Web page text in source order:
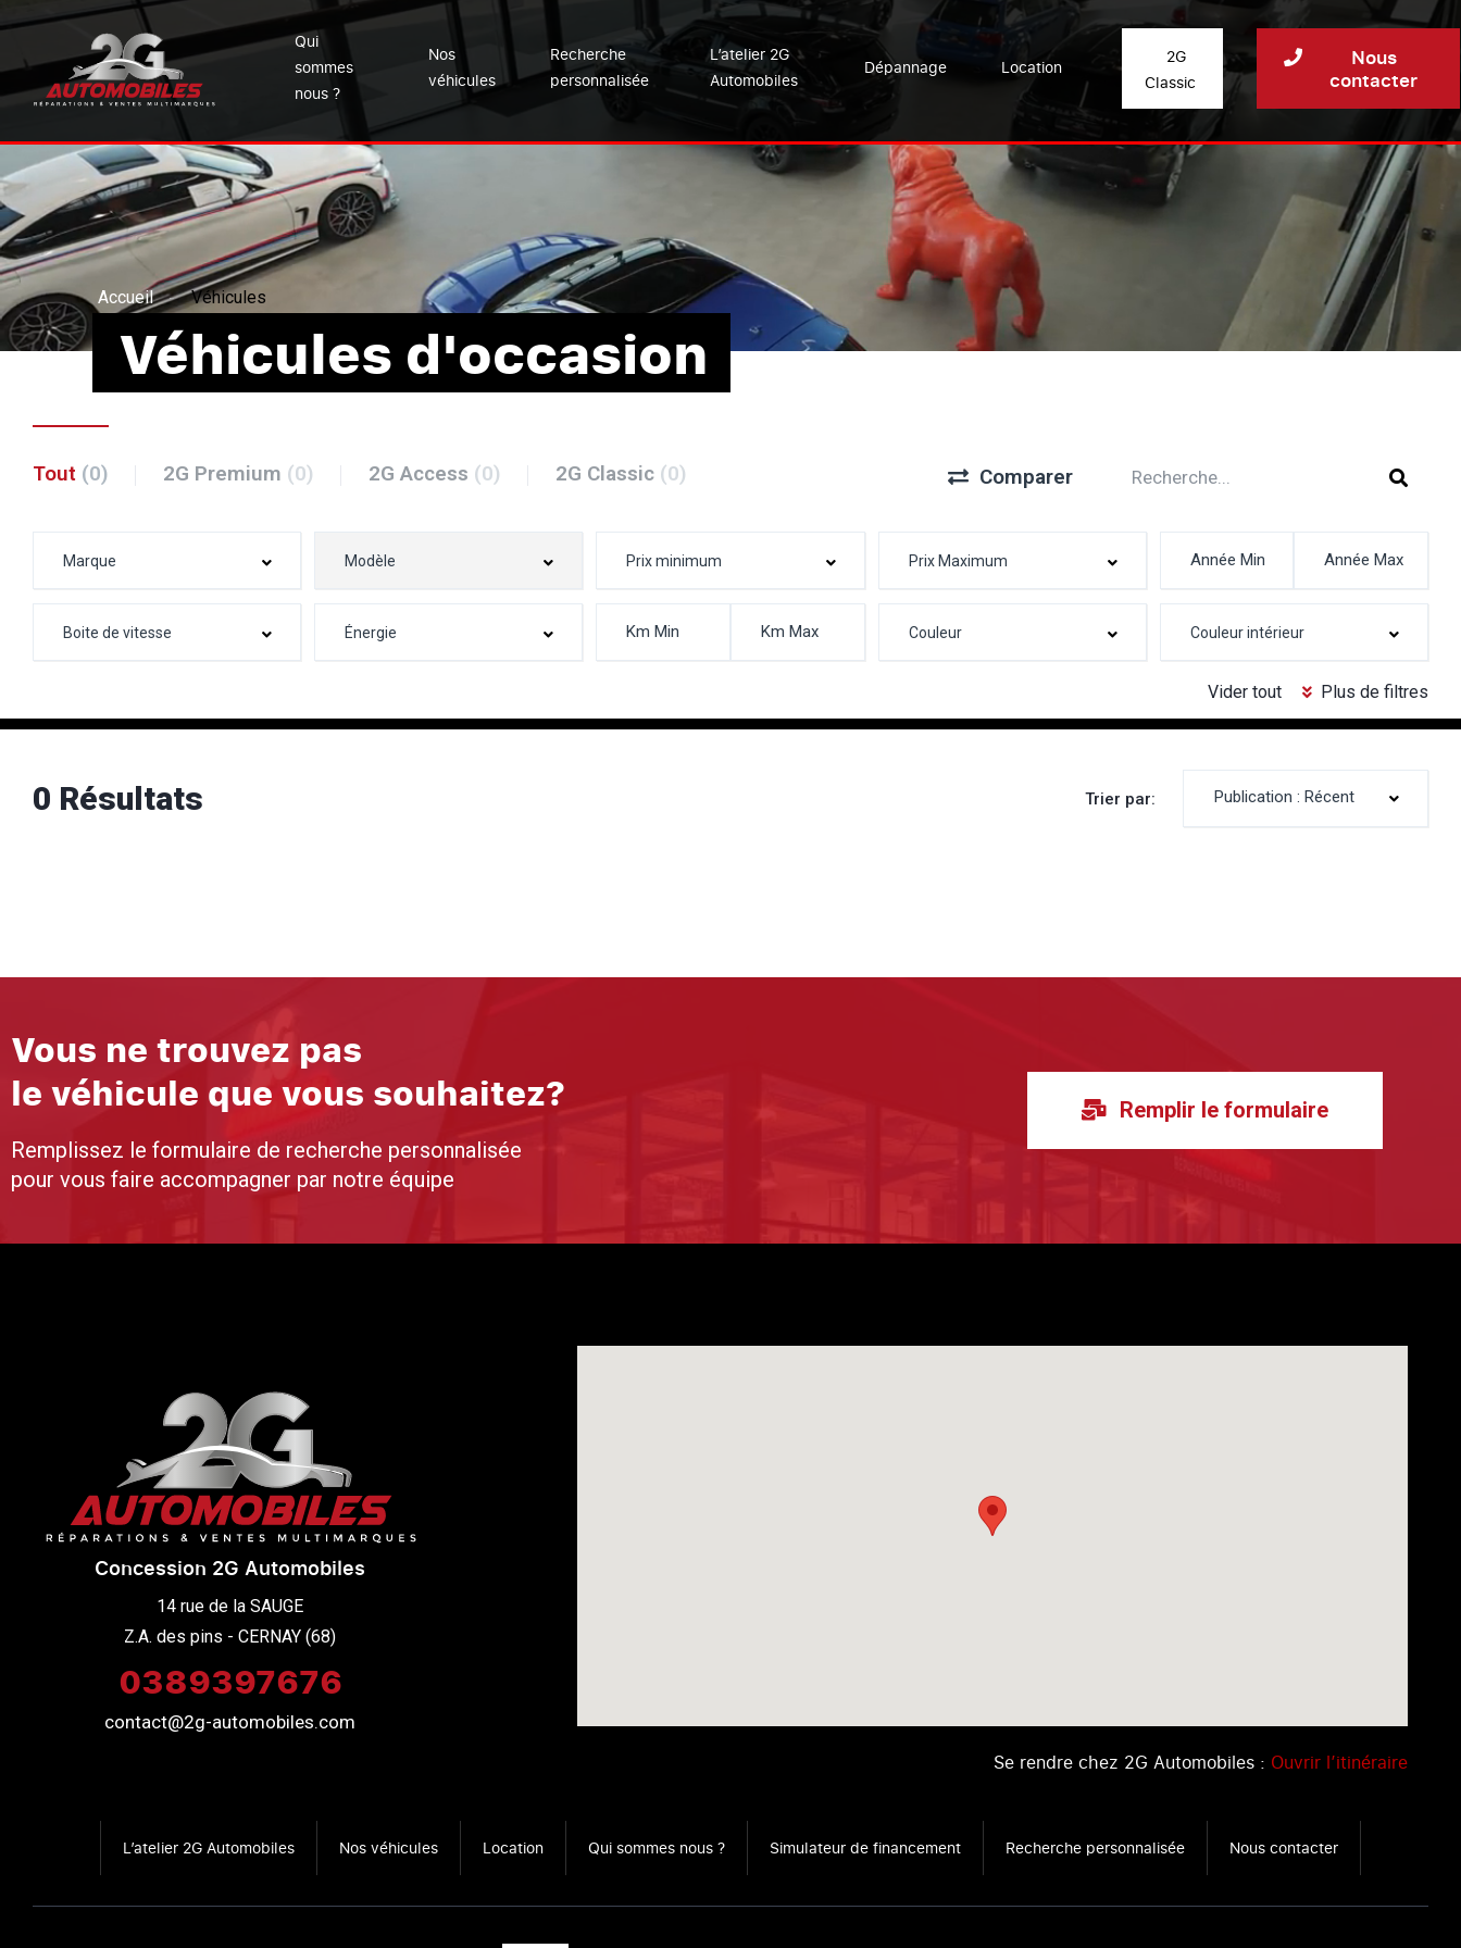
Qui
sommes
nous ?
Nos
véhicules
Recherche
personnalisée
L’atelier 2G
Automobiles
Dépannage Location
2G
Classic
Nous
contacter
Accueil Véhicules
Véhicules d'occasion
Vider tout Plus de filtres
Tout (0) 2G Premium (0) 2G Access (0) 2G Classic (0) Comparer
0 Résultats Trier par: Publication : Récent
Vous ne trouvez pas
le véhicule que vous souhaitez?
Remplissez le formulaire de recherche personnalisée
pour vous faire accompagner par notre équipe
Remplir le formulaire
Concession 2G Automobiles
14 rue de la SAUGE
Z.A. des pins - CERNAY (68)
0389397676
contact@2g-automobiles.com
Se rendre chez 2G Automobiles : Ouvrir l’itinéraire
L’atelier 2G Automobiles Nos véhicules Location Qui sommes nous ? Simulateur de financement Recherche personnalisée Nous contacter